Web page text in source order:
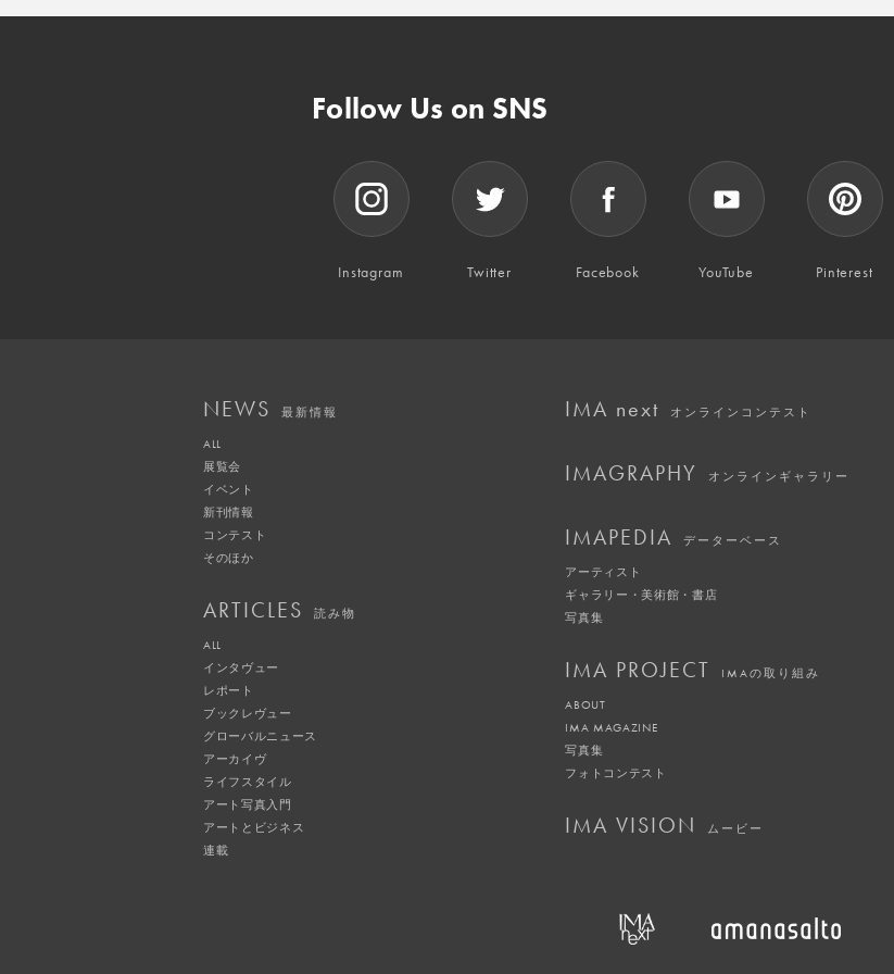
Follow Us on SNS
Instagram Twitter Facebook YouTube Pinterest
NEWS 最新情報
ALL
展覧会
イベント
新刊情報
コンテスト
そのほか
ARTICLES 読み物
ALL
インタヴュー
レポート
ブックレヴュー
グローバルニュース
アーカイヴ
ライフスタイル
アート写真入門
アートとビジネス
連載
IMA next オンラインコンテスト
IMAGRAPHY オンラインギャラリー
IMAPEDIA データーベース
アーティスト
ギャラリー・美術館・書店
写真集
IMA PROJECT IMAの取り組み
ABOUT
IMA MAGAZINE
写真集
フォトコンテスト
IMA VISION ムービー